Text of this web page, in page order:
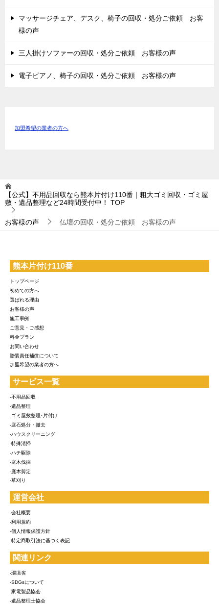
マッサージチェア、デスク、椅子の回収・処分ご依頼 お客
様の声
三人掛けソファーの回収・処分ご依頼 お客様の声
電子ピアノ、椅子の回収・処分ご依頼 お客様の声
加盟希望の業者の方へ
【公式】不用品回収なら熊本片付け110番｜粗大ゴミ回収・ゴミ屋
敷・遺品整理など24時間受付中！
TOP
お客様の声 仏壇の回収・処分ご依頼 お客様の声
熊本片付け110番
トップページ
初めての方へ
選ばれる理由
お客様の声
施工事例
ご意見・ご感想
料金プラン
お問い合わせ
賠償責任補償について
加盟希望の業者の方へ
サービス一覧
-不用品回収
-遺品整理
-ゴミ屋敷整理･片付け
-庭石処分・撤去
-ハウスクリーニング
-特殊清掃
-ハチ駆除
-庭木伐採
-庭木剪定
-草刈り
運営会社
-会社概要
-利用規約
-個人情報保護方針
-特定商取引法に基づく表記
関連リンク
-環境省
-SDGsについて
-家電製品協会
-遺品整理士協会